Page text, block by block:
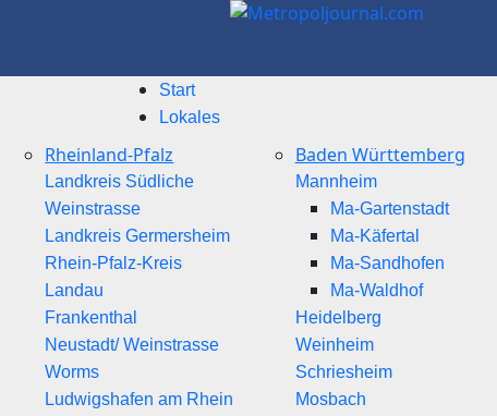
Start
Lokales
Rheinland-Pfalz
Landkreis Südliche
Weinstrasse
Landkreis Germersheim
Rhein-Pfalz-Kreis
Landau
Frankenthal
Neustadt/ Weinstrasse
Worms
Ludwigshafen am Rhein
Baden Württemberg
Mannheim
Ma-Gartenstadt
Ma-Käfertal
Ma-Sandhofen
Ma-Waldhof
Heidelberg
Weinheim
Schriesheim
Mosbach